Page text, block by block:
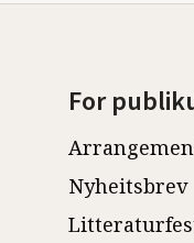
For
Nyheitsbrev